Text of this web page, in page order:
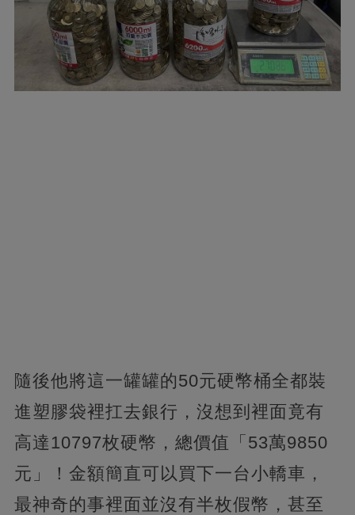
隨後他將這一罐罐的50元硬幣桶全都裝
進塑膠袋裡扛去銀行，沒想到裡面竟有
高達10797枚硬幣，總價值「53萬9850
元」！金額簡直可以買下一台小轎車，
最神奇的事裡面並沒有半枚假幣，甚至